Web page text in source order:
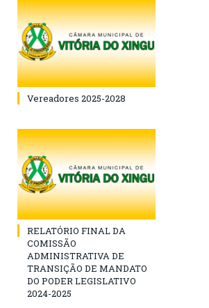
Vereadores 2025-2028
RELATÓRIO FINAL DA
COMISSÃO
ADMINISTRATIVA DE
TRANSIÇÃO DE MANDATO
DO PODER LEGISLATIVO
2024-2025